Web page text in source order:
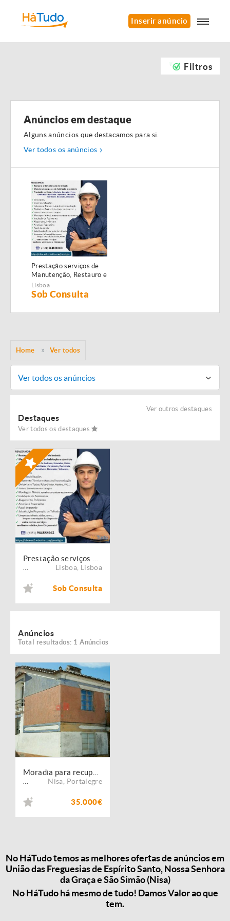
Inserir anúncio
Filtros
Anúncios em destaque
Alguns anúncios que destacamos para si.
Ver todos os anúncios
Prestação serviços de
Manutenção, Restauro e
Remodelação de
imóveis!
Lisboa
Sob Consulta
Home Ver todos
Ver todos os anúncios
Ver outros destaques
Destaques
Ver todos os destaques
Lisboa Lisboa
Sob Consulta
Anúncios
Total resultados: 1 Anúncios
Nisa Portalegre
35.000€
No HáTudo temos as melhores ofertas de anúncios em
União das Freguesias de Espírito Santo, Nossa Senhora
da Graça e São Simão (Nisa)
No HáTudo há mesmo de tudo! Damos Valor ao que
tem.